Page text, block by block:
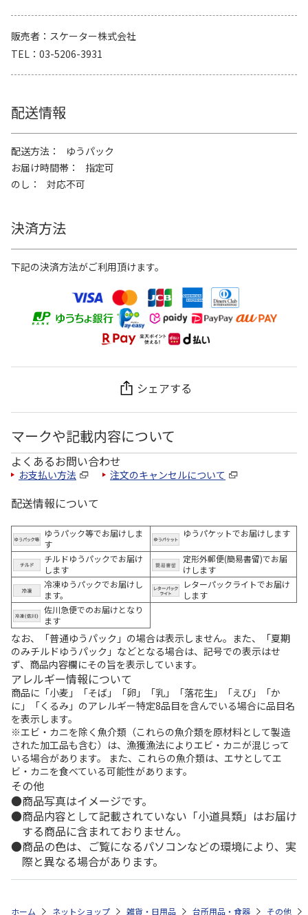
販売者
スケーター株式会社
TEL
03-5206-3931
配送情報
配送方法
ゆうパック
お届け時間帯
指定可
のし
対応不可
決済方法
下記の決済方法がご利用頂けます。
シェアする
マークや記載内容について
よくあるお問い合わせ
お支払い方法 注文のキャンセルについて
配送情報について
ゆうパック等でお届けしま
す
ゆうパケットでお届けします
チルドゆうパックでお届け
します
定形外郵便(簡易書留)でお届
けします
冷凍ゆうパックでお届けし
ます。
レターパックライトでお届け
します
佐川急便でのお届けとなり
ます
なお、「普通ゆうパック」の場合は表示しません。また、「夏期
のみチルドゆうパック」などとなる場合は、記号での表示はせ
ず、商品内容欄にその旨を表示しています。
アレルギー情報について
商品に「小麦」「そば」「卵」「乳」「落花生」「えび」「か
に」「くるみ」のアレルギー特定8品目を含んでいる場合に品目名
を表示します。
※エビ・カニを除く魚介類（これらの魚介類を原材料として製造
された加工品も含む）は、漁獲漁法によりエビ・カニが混じって
いる場合があります。 また、これらの魚介類は、エサとしてエ
ビ・カニを食べている可能性があります。
その他
商品写真はイメージです。
商品内容として記載されていない「小道具類」はお届け
する商品に含まれておりません。
商品の色は、ご覧になるパソコンなどの環境により、実
際と異なる場合があります。
ホーム ネットショップ 雑貨・日用品 台所用品・食器 その他